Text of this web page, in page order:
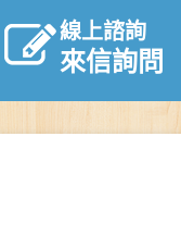
線上諮詢
來信詢問